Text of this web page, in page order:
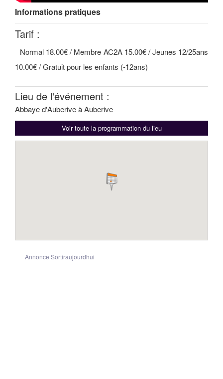
Informations pratiques
Tarif :
Normal 18.00€ / Membre AC2A 15.00€ / Jeunes 12/25ans
10.00€ / Gratuit pour les enfants (-12ans)
Lieu de l'événement :
Abbaye d'Auberive à Auberive
Voir toute la programmation du lieu
Annonce Sortiraujourdhui